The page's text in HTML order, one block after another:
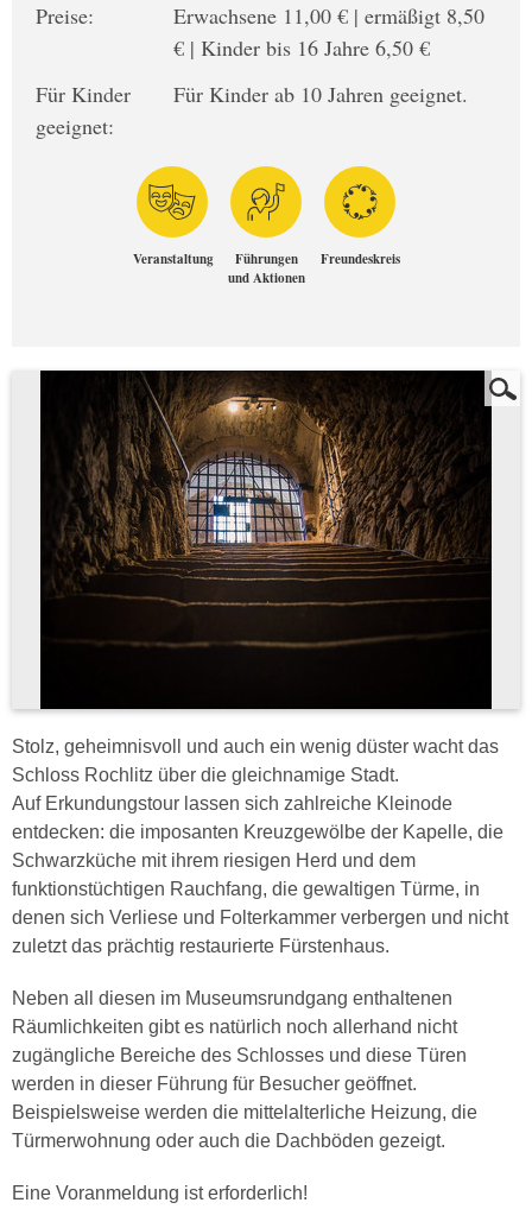
Preise:
Erwachsene 11,00 € | ermäßigt 8,50
€ | Kinder bis 16 Jahre 6,50 €
Für Kinder
geeignet:
Für Kinder ab 10 Jahren geeignet.
Veranstaltung
Führungen
und Aktionen
Freundeskreis
Stolz, geheimnisvoll und auch ein wenig düster wacht das
Schloss Rochlitz über die gleichnamige Stadt.
Auf Erkundungstour lassen sich zahlreiche Kleinode
entdecken: die imposanten Kreuzgewölbe der Kapelle, die
Schwarzküche mit ihrem riesigen Herd und dem
funktionstüchtigen Rauchfang, die gewaltigen Türme, in
denen sich Verliese und Folterkammer verbergen und nicht
zuletzt das prächtig restaurierte Fürstenhaus.
Neben all diesen im Museumsrundgang enthaltenen
Räumlichkeiten gibt es natürlich noch allerhand nicht
zugängliche Bereiche des Schlosses und diese Türen
werden in dieser Führung für Besucher geöffnet.
Beispielsweise werden die mittelalterliche Heizung, die
Türmerwohnung oder auch die Dachböden gezeigt.
Eine Voranmeldung ist erforderlich!